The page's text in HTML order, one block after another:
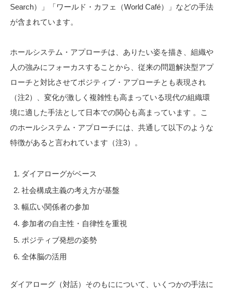
Search）」「ワールド・カフェ（World Café）」などの手法
が含まれています。
ホールシステム・アプローチは、ありたい姿を描き、組織や
人の強みにフォーカスすることから、従来の問題解決型アプ
ローチと対比させてポジティブ・アプローチとも表現され
（注2）、変化が激しく複雑性も高まっている現代の組織環
境に適した手法として日本での関心も高まっています 。こ
のホールシステム・アプローチには、共通して以下のような
特徴があると言われています（注3）。
ダイアローグがベース
社会構成主義の考え方が基盤
幅広い関係者の参加
参加者の自主性・自律性を重視
ポジティブ発想の姿勢
全体脳の活用
ダイアローグ（対話）そのもにについて、いくつかの手法に